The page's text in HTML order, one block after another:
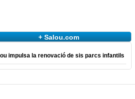
+ Salou.com
impulsa la renovació de sis parcs infantils